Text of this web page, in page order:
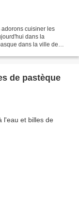
cuisiner les
dans la
dans la ville de
de pastèque